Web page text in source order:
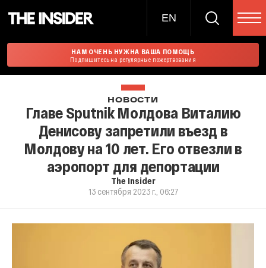
EN
НАМ ОЧЕНЬ НУЖНА ВАША ПОМОЩЬ
Подпишитесь на регулярные пожертвования
НОВОСТИ
Главе Sputnik Молдова Виталию
Денисову запретили въезд в
Молдову на 10 лет. Его отвезли в
аэропорт для депортации
The Insider
13 сентября 2023 г., 06:27